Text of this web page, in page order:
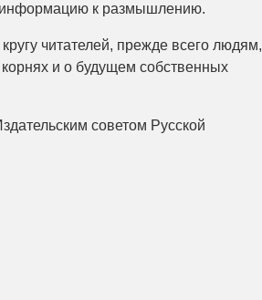
информацию к размышлению.
читателей, прежде всего людям,
и о будущем собственных
советом Русской